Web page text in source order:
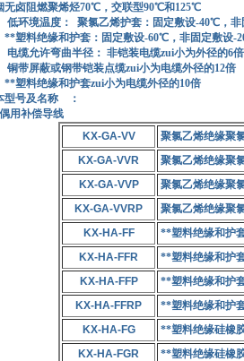
阻燃聚烯烃70℃，交联型90℃和125℃
低环境温度： 聚氯乙烯护套：固定敷设-40℃，
缘和护套：固定敷设-60℃，非固定敷设-
电缆允许弯曲半径： 非铠装电缆zui小为外径的6倍
或钢带铠装点缆zui小为电缆外径的12倍
缘和护套zui小为电缆外径的10倍
型号及名称 ：
用补偿导线
KX-GA-VV
聚氯乙烯绝缘聚
KX-GA-VVR
聚氯乙烯绝缘聚
KX-GA-VVP
聚氯乙烯绝缘聚
KX-GA-VVRP
聚氯乙烯绝缘聚
KX-HA-FF
**塑料绝缘和护
KX-HA-FFR
**塑料绝缘和护
KX-HA-FFP
**塑料绝缘和护
KX-HA-FFRP
**塑料绝缘和护
KX-HA-FG
**塑料绝缘硅橡
KX-HA-FGR
**塑料绝缘硅橡